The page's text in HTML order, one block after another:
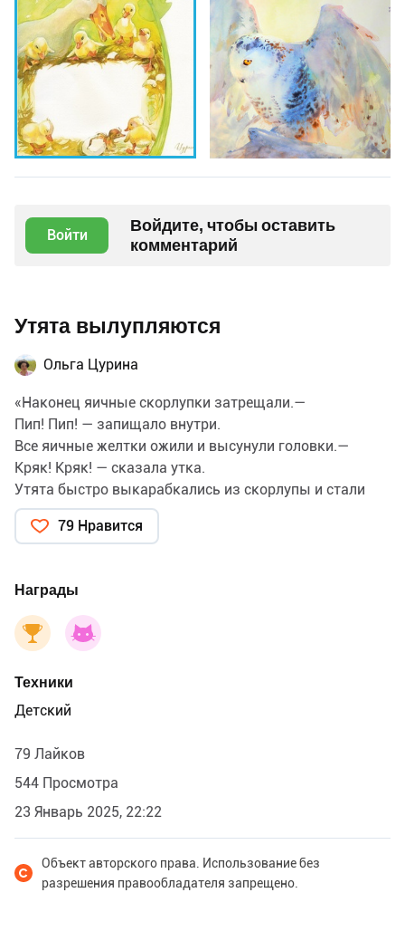
Войти
Войдите, чтобы оставить
комментарий
Утята вылупляются
Ольга Цурина
«Наконец яичные скорлупки затрещали.—
Пип! Пип! — запищало внутри.
Все яичные желтки ожили и высунули головки.—
Кряк! Кряк! — сказала утка.
Утята быстро выкарабкались из скорлупы и стали
озираться кругом под зелёными листьями лопуха;
мать не мешала им — зелёный цвет полезен для
79 Нравится
Награды
Техники
Детский
79 Лайков
544 Просмотра
23 Январь 2025, 22:22
Объект авторского права. Использование без
разрешения правообладателя запрещено.